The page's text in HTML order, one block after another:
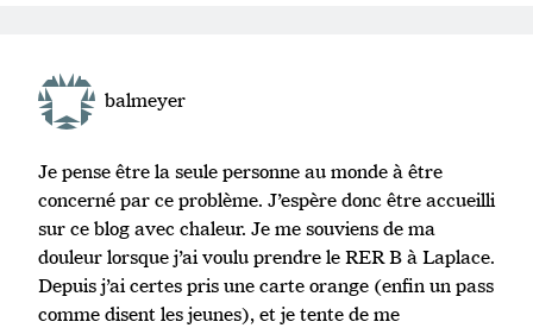
balmeyer
Je pense être la seule personne au monde à être
concerné par ce problème. J’espère donc être accueilli
sur ce blog avec chaleur. Je me souviens de ma
douleur lorsque j’ai voulu prendre le RER B à Laplace.
Depuis j’ai certes pris une carte orange (enfin un pass
comme disent les jeunes), et je tente de me